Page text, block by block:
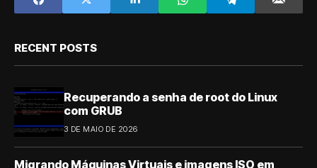
RECENT POSTS
Recuperando a senha de root do Linux
com GRUB
3 DE MAIO DE 2026
Migrando Máquinas Virtuais e imagens ISO em